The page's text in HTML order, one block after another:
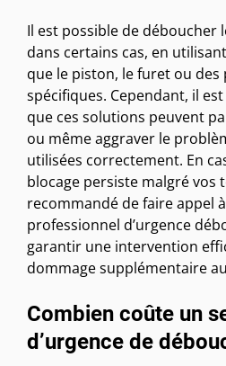
Il est possible de déboucher
dans certains cas, en
que le piston, le furet ou
spécifiques. Cependant, il
que ces solutions peuvent
ou même aggraver le
utilisées correctement. En
blocage persiste malgré vos
recommandé de faire appel
professionnel d’urgence
garantir une intervention
dommage supplémentaire
Combien coûte un
d’urgence de